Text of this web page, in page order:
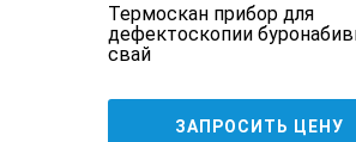
Количество
Диапазон
Термоскан прибор для
дефектоскопии
свай
ЗАПРОСИТЬ ЦЕНУ